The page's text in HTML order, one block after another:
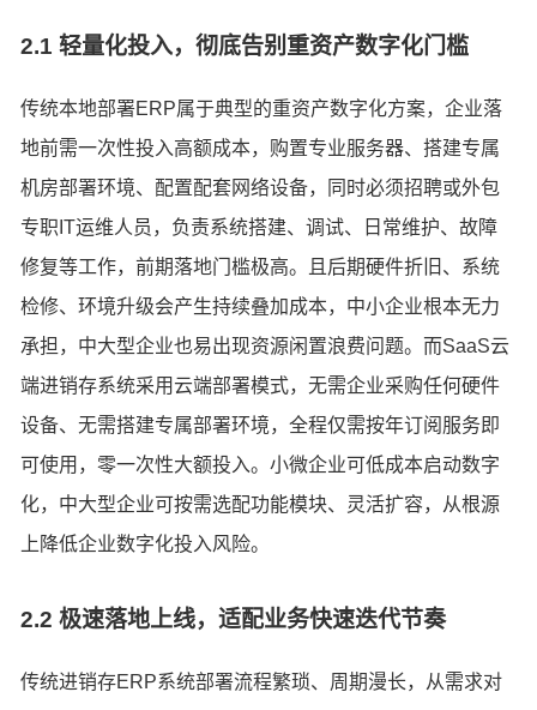
2.1 轻量化投入，彻底告别重资产数字化门槛
传统本地部署ERP属于典型的重资产数字化方案，企业落
地前需一次性投入高额成本，购置专业服务器、搭建专属
机房部署环境、配置配套网络设备，同时必须招聘或外包
专职IT运维人员，负责系统搭建、调试、日常维护、故障
修复等工作，前期落地门槛极高。且后期硬件折旧、系统
检修、环境升级会产生持续叠加成本，中小企业根本无力
承担，中大型企业也易出现资源闲置浪费问题。而SaaS云
端进销存系统采用云端部署模式，无需企业采购任何硬件
设备、无需搭建专属部署环境，全程仅需按年订阅服务即
可使用，零一次性大额投入。小微企业可低成本启动数字
化，中大型企业可按需选配功能模块、灵活扩容，从根源
上降低企业数字化投入风险。
2.2 极速落地上线，适配业务快速迭代节奏
传统进销存ERP系统部署流程繁琐、周期漫长，从需求对